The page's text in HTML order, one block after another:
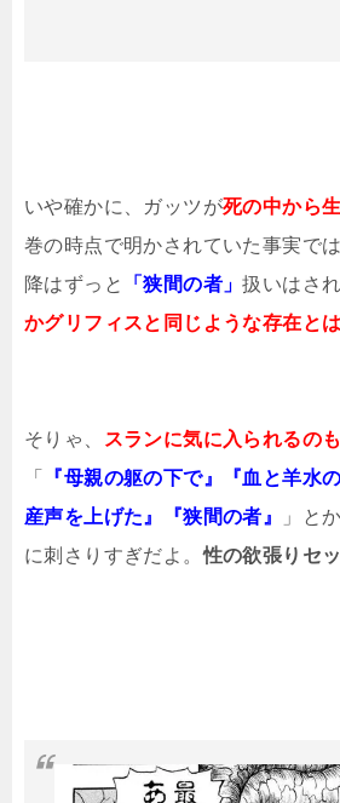
いや確かに、ガッツが死の中から
巻の時点で明かされていた事実で
降はずっと
「狭間の者」扱いはさ
かグリフィスと同じような存在と
そりゃ、 スランに気に入られるの
「
『母親の躯の下で』『血と羊水
産声を上げた』『狭間の者』
」と
に刺さりすぎだよ。性の欲張りセ